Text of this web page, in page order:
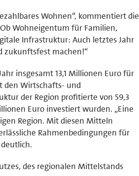
Wohnen“, kommentiert die
Wohneigentum für Familien,
Infrastruktur: Auch letztes Jahr
zukunftsfest machen!“
insgesamt 13,1 Millionen Euro für
Wirtschafts- und
der Region profitierte von 59,3
Euro investiert wurden. „Eine
Region. Mit diesen Mitteln
Rahmenbedingungen für
des regionalen Mittelstands